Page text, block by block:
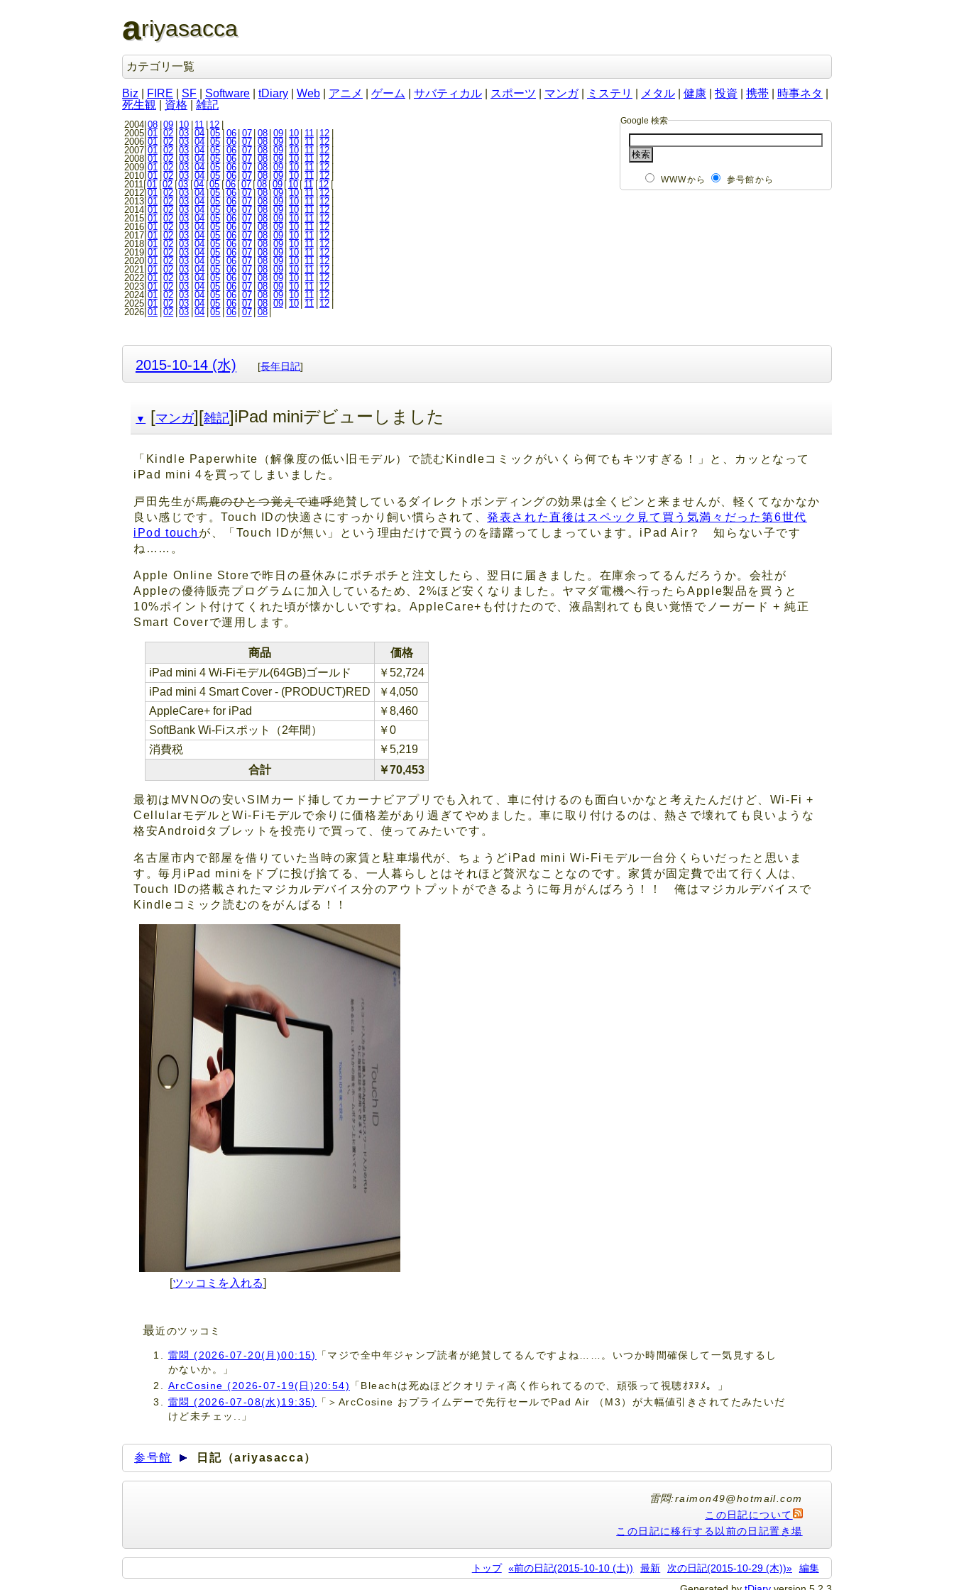
ariyasacca
カテゴリ一覧
Biz FIRE SF Software tDiary Web アニメ ゲーム サバティカル スポーツ マンガ| ミステリ メタル 健康 投資 携帯 時事ネタ
死生観
資格 雑記
Google 検索
WWWから 参号館から
2004| 08 09 10 11 12
2005|01 |02 |03 |04 | 05 | 06 07 08 09 10 11 12
2006|01 |02 |03 |04 |05 | 06 | 07 | 08 | 09 | 10 | 11 | 12 |
2007|01 |02 |03 |04 |05 | 06 | 07 | 08 | 09 | 10 | 11 | 12 |
2008|01 |02 |03 |04 |05 | 06 | 07 | 08 | 09 | 10 | 11 | 12 |
2009|01 |02 |03 |04 |05 | 06 | 07 | 08 | 09 | 10 | 11 | 12 |
2010|01 |02 |03 |04 |05 | 06 | 07 | 08 | 09 | 10 | 11 | 12 |
2011|01 |02 |03 |04 |05 |06 |07 |08 |09 | 10 | 11 | 12 |
2012| 01 | 02 | 03 | 04 | 05 | 06| 07| 08| 09| 10| 11 | 12 |
2013|01 |02 |03 |04 |05 | 06 | 07 | 08 | 09 | 10 | 11 | 12 |
2014|01 |02 |03 |04 |05 | 06 | 07 | 08 | 09 | 10 | 11 | 12 |
2015|01 |02 |03 |04 |05 | 06 | 07 | 08 | 09 | 10 | 11 | 12 |
2016|01 |02 |03 |04 |05 | 06 | 07 | 08 | 09 | 10 | 11 | 12 |
2017|01 |02 |03 |04 |05 | 06 | 07 | 08 | 09 | 10 | 11 | 12 |
2018|01 |02 |03 |04 |05 | 06 | 07 | 08 | 09 | 10 | 11 | 12 |
2019|01 |02 |03 |04 |05 | 06 | 07 | 08 | 09 | 10 | 11 | 12 |
2020|01 |02 |03 |04 |05 | 06 | 07 | 08 | 09 | 10 | 11 | 12 |
2021|01 |02 |03 |04 |05 | 06 | 07 | 08 | 09 | 10 | 11 | 12 |
2022|01 |02 |03 |04 |05 | 06 | 07 | 08 | 09 | 10 | 11 | 12 |
2023|01 |02 |03 |04 |05 | 06 | 07 | 08 | 09 | 10 | 11 | 12 |
2024|01 |02 |03 |04 |05 | 06 | 07 | 08 | 09 | 10 | 11 | 12 |
2025|01 |02 |03 |04 |05 | 06 | 07 | 08 | 09 | 10 | 11 | 12 |
2026|01 |02 |03 |04 |05 | 06 | 07 | 08 |
2015-10-14 (水) [長年日記]
▼ [マンガ][雑記]iPad miniデビューしました
「Kindle Paperwhite（解像度の低い旧モデル）で読むKindleコミックがいくら何でもキツすぎる！」と、カッとなって
iPad mini 4を買ってしまいました。
戸田先生が馬鹿のひとつ覚えで連呼絶賛しているダイレクトボンディングの効果は全くピンと来ませんが、軽くてなかなか
良い感じです。Touch IDの快適さにすっかり飼い慣らされて、発表された直後はスペック見て買う気満々だった第6世代
iPod touch が、「Touch IDが無い」という理由だけで買うのを躊躇ってしまっています。iPad Air？ 知らない子です
ね……。
Apple Online Storeで昨日の昼休みにポチポチと注文したら、翌日に届きました。在庫余ってるんだろうか。会社が
Appleの優待販売プログラムに加入しているため、2%ほど安くなりました。ヤマダ電機へ行ったらApple製品を買うと
10%ポイント付けてくれた頃が懐かしいですね。AppleCare+も付けたので、液晶割れても良い覚悟でノーガード + 純正
Smart Coverで運用します。
商品
価格
iPad mini 4 Wi-Fiモデル(64GB)ゴールド
￥52,724
iPad mini 4 Smart Cover - (PRODUCT)RED
￥4,050
AppleCare+ for iPad
￥8,460
SoftBank Wi-Fiスポット（2年間）
￥0
消費税
￥5,219
合計
￥70,453
最初はMVNOの安いSIMカード挿してカーナビアプリでも入れて、車に付けるのも面白いかなと考えたんだけど、Wi-Fi +
CellularモデルとWi-Fiモデルで余りに価格差があり過ぎてやめました。車に取り付けるのは、熱さで壊れても良いような
格安Androidタブレットを投売りで買って、使ってみたいです。
名古屋市内で部屋を借りていた当時の家賃と駐車場代が、ちょうどiPad mini Wi-Fiモデル一台分くらいだったと思いま
す。毎月iPad miniをドブに投げ捨てる、一人暮らしとはそれほど贅沢なことなのです。家賃が固定費で出て行く人は、
Touch IDの搭載されたマジカルデバイス分のアウトプットができるように毎月がんばろう！！ 俺はマジカルデバイスで
Kindleコミック読むのをがんばる！！
[ツッコミを入れる]
最近のツッコミ
雷悶 (2026-07-20(月)00:15)
「マジで全中年ジャンプ読者が絶賛してるんですよね……。いつか時間確保して一気見するし
かないか。」
ArcCosine (2026-07-19(日)20:54)
「Bleachは死ぬほどクオリティ高く作られてるので、頑張って視聴ｵﾇﾇﾒ。」
雷悶 (2026-07-08(水)19:35)
「＞ArcCosine おプライムデーで先行セールでPad Air （M3）が大幅値引きされてたみたいだ
けど未チェッ..」
参号館 日記（ariyasacca）
雷悶:raimon49@hotmail.com
この日記について
この日記に移行する以前の日記置き場
トップ «前の日記(2015-10-10 (土)) 最新 次の日記(2015-10-29 (木))»
編集